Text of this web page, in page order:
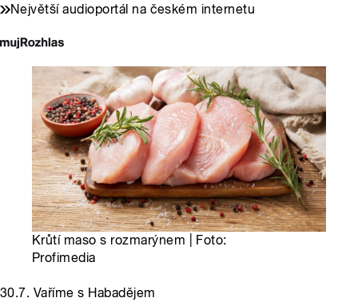
Největší audioportál na českém internetu
Krůtí maso s rozmarýnem | Foto:
Profimedia
30.7. Vaříme s Habadějem